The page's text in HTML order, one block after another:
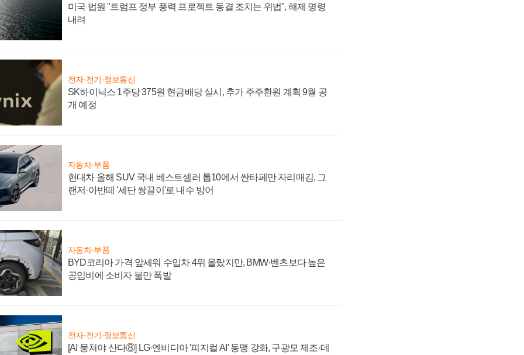
미국 법원 "트럼프 정부 풍력 프로젝트 동결 조치는 위법", 해제 명령
내려
전자·전기·정보통신
SK하이닉스 1주당 375원 현금배당 실시, 추가 주주환원 계획 9월 공
개 예정
자동차·부품
현대차 올해 SUV 국내 베스트셀러 톱10에서 싼타페만 자리매김, 그
랜저·아반떼 '세단 쌍끌이'로 내수 방어
자동차·부품
BYD코리아 가격 앞세워 수입차 4위 올랐지만, BMW·벤츠보다 높은
공임비에 소비자 불만 폭발
전자·전기·정보통신
[AI 뭉쳐야 산다⑧] LG·엔비디아 '피지컬 AI' 동맹 강화, 구광모 제조·데